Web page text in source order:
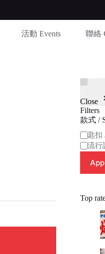
活動 Events 聯絡
Close
Filters
款式 /
匙扣
流行
Top